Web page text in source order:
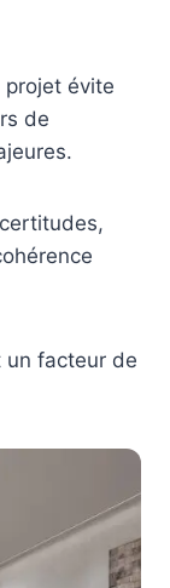
projet évite
de
un facteur de